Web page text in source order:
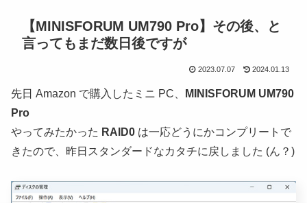
【MINISFORUM UM790 Pro】その後、と
言ってもまだ数日後ですが
2023.07.07 2024.01.13
先日 Amazon で購入したミニ PC、
MINISFORUM UM790
Pro
やってみたかった RAID0 は一応どうにかコンプリートで
きたので、昨日スタンダードなカタチに戻しました (ん？)